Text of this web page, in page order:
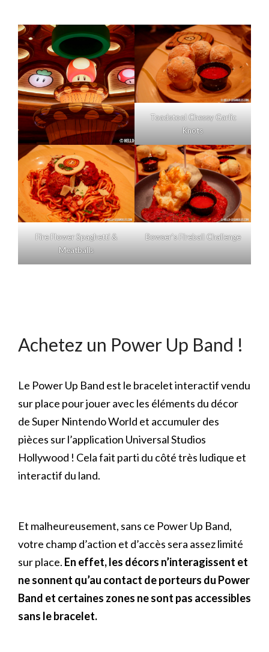
Toadstool Chessy Garlic
Knots
Fire Flower Spaghetti &
Meatballs
Bowser’s Fireball Challenge
Achetez un Power Up Band !
Le Power Up Band est le bracelet interactif vendu
sur place pour jouer avec les éléments du décor
de Super Nintendo World et accumuler des
pièces sur l’application Universal Studios
Hollywood ! Cela fait parti du côté très ludique et
interactif du land.
Et malheureusement, sans ce Power Up Band,
votre champ d’action et d’accès sera assez limité
sur place. En effet, les décors n’interagissent et
ne sonnent qu’au contact de porteurs du Power
Band et certaines zones ne sont pas accessibles
sans le bracelet.